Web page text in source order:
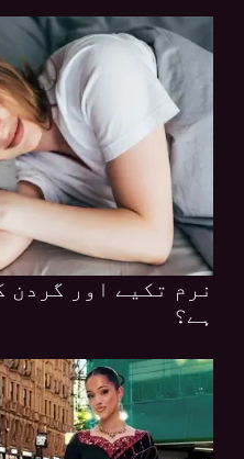
نرم تکیے اور گردن
ہے؟